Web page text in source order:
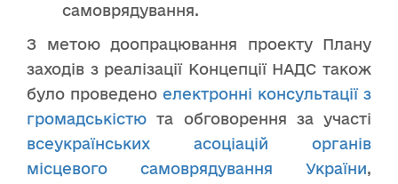
самоврядування.
З метою доопрацювання проекту Плану
заходів з реалізації Концепції НАДС також
було проведено електронні консультації з
громадськістю та обговорення за участі
всеукраїнських асоціацій органів
місцевого самоврядування України,